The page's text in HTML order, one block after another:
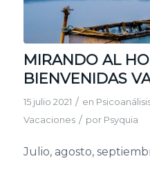
MIRANDO AL
BIENVENIDAS
15 julio 2021 / en
Vacaciones / por Psyquia
Julio, agosto,